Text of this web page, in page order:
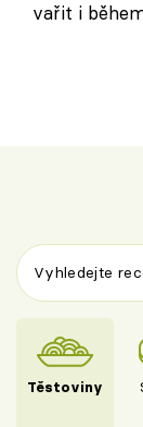
vařit i
Těstoviny